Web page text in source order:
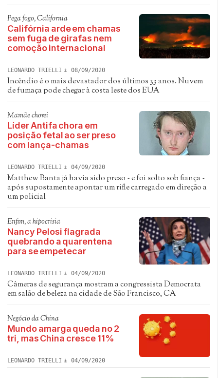
Pega fogo, California
Califórnia arde em chamas
sem fuga de girafas nem
comoção internacional
LEONARDO TRIELLI 08/09/2020
Incêndio é o mais devastador dos últimos 33 anos. Nuvem
de fumaça pode chegar à costa leste dos EUA
Mamãe chorei
Líder Antifa chora em
posição fetal ao ser preso
com lança-chamas
LEONARDO TRIELLI 04/09/2020
Matthew Banta já havia sido preso - e foi solto sob fiança -
após supostamente apontar um rifle carregado em direção a
um policial
Enfim, a hipocrisia
Nancy Pelosi flagrada
quebrando a quarentena
para se empetecar
LEONARDO TRIELLI 04/09/2020
Câmeras de segurança mostram a congressista Democrata
em salão de beleza na cidade de São Francisco, CA
Negócio da China
Mundo amarga queda no 2
tri, mas China cresce 11%
LEONARDO TRIELLI 04/09/2020